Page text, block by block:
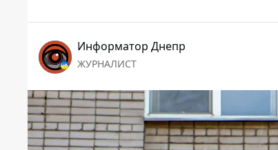
Информатор Днепр
ЖУРНАЛИСТ